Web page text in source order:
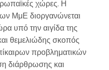
χώρες. Η
ΜμΕ διοργανώνεται
υπό την αιγίδα της
θεμελιώδης σκοπός
προβληματικών
διάρθρωσης και